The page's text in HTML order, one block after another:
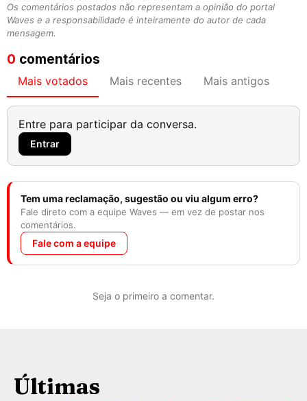
Os comentários postados não representam a opinião do portal
Waves e a responsabilidade é inteiramente do autor de cada
mensagem.
0 comentários
Mais votados Mais recentes Mais antigos
Entre para participar da conversa.
Entrar
Tem uma reclamação, sugestão ou viu algum erro?
Fale direto com a equipe Waves — em vez de postar nos
comentários.
Fale com a equipe
Seja o primeiro a comentar.
Últimas